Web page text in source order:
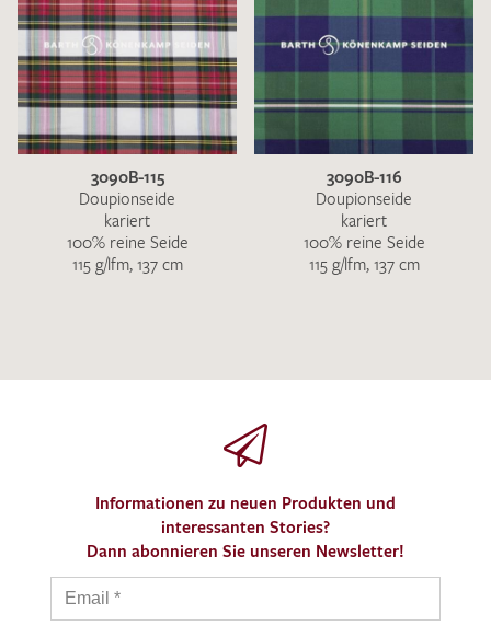
3090B-115
Doupionseide
kariert
100% reine Seide
115 g/lfm, 137 cm
3090B-116
Doupionseide
kariert
100% reine Seide
115 g/lfm, 137 cm
Informationen zu neuen Produkten und
interessanten Stories?
Dann abonnieren Sie unseren Newsletter!